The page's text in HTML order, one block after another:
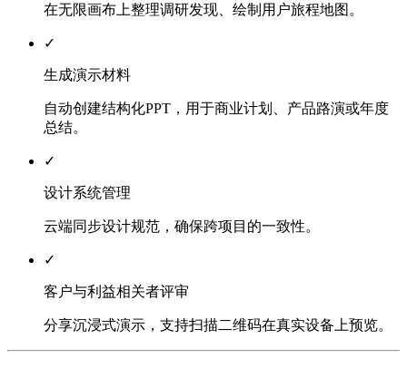
在无限画布上整理调研发现、绘制用户旅程地图。
✓
生成演示材料
自动创建结构化PPT，用于商业计划、产品路演或年度
总结。
✓
设计系统管理
云端同步设计规范，确保跨项目的一致性。
✓
客户与利益相关者评审
分享沉浸式演示，支持扫描二维码在真实设备上预览。